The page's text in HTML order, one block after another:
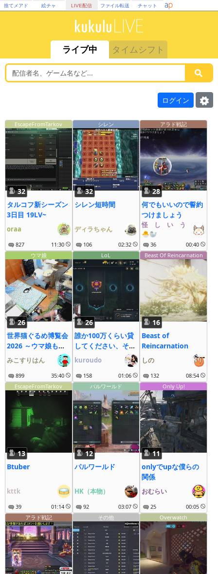
捨てメアド 絵チャ LIVE配信 ファイル転送 チャット
ライブ中 タイムシフト
ログイン
EscapeFromTarkov
32
タルコフ新シーズン
3日目 19LV~
oraa
827 11:30
シレン
32
シレン短時間
ディラちゃん
106 02:32
アラド戦記
28
何でもいいので誓約
つけましょう
怪゚し゚い゚う゚な゚ぎ゚
🐣🦭
36
00:40
ウマ娘
26
世界猫ぐるめ博覧会
2026 ～ウマ娘も大
疾走にゃ～
みこすりはん
899 35:40
LoL
26
誰か100万くらい貸
してください、その
2kuroudo
158 01:06
Beast Of Reincarnation
16
Beast of
Reincarnation
しの
132
08:54
EscapeFromTarkov
13
Btuber
kttk
39 01:14
パルワールド
12
パルワールド
HK（本物）
92 03:07
Only Up!
11
onlyでupな僕らの
関係
おむらい
25
00:05
アラド戦記
その他 Overwatch